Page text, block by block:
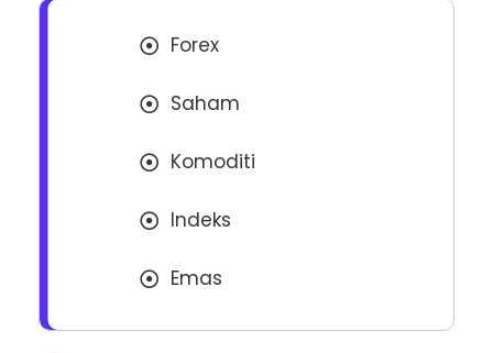
Forex
Saham
Komoditi
Indeks
Emas